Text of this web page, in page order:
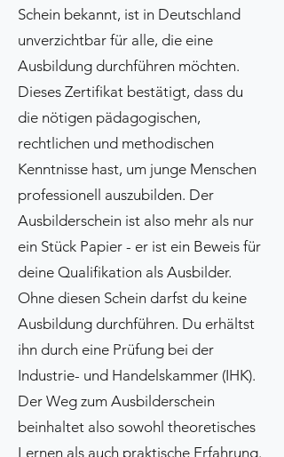
Schein bekannt, ist in Deutschland
unverzichtbar für alle, die eine
Ausbildung durchführen möchten.
Dieses Zertifikat bestätigt, dass du
die nötigen pädagogischen,
rechtlichen und methodischen
Kenntnisse hast, um junge Menschen
professionell auszubilden. Der
Ausbilderschein ist also mehr als nur
ein Stück Papier - er ist ein Beweis für
deine Qualifikation als Ausbilder.
Ohne diesen Schein darfst du keine
Ausbildung durchführen. Du erhältst
ihn durch eine Prüfung bei der
Industrie- und Handelskammer (IHK).
Der Weg zum Ausbilderschein
beinhaltet also sowohl theoretisches
Lernen als auch praktische Erfahrung.